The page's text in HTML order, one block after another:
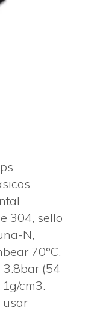
304, sello
N,
70°C,
(54
cm3.
usar